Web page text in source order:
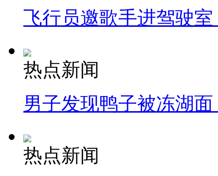
飞行员邀歌手进驾驶
热点新闻
男子发现鸭子被冻湖
热点新闻